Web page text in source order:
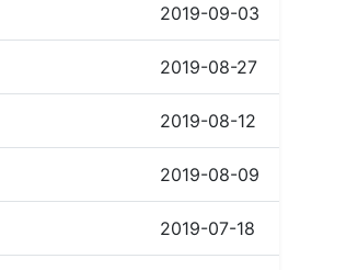
2019-09-03
2019-08-27
2019-08-12
2019-08-09
2019-07-18